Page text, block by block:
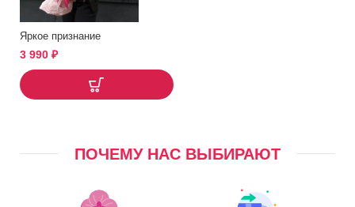
Яркое признание
3 990 ₽
ПОЧЕМУ НАС ВЫБИРАЮТ